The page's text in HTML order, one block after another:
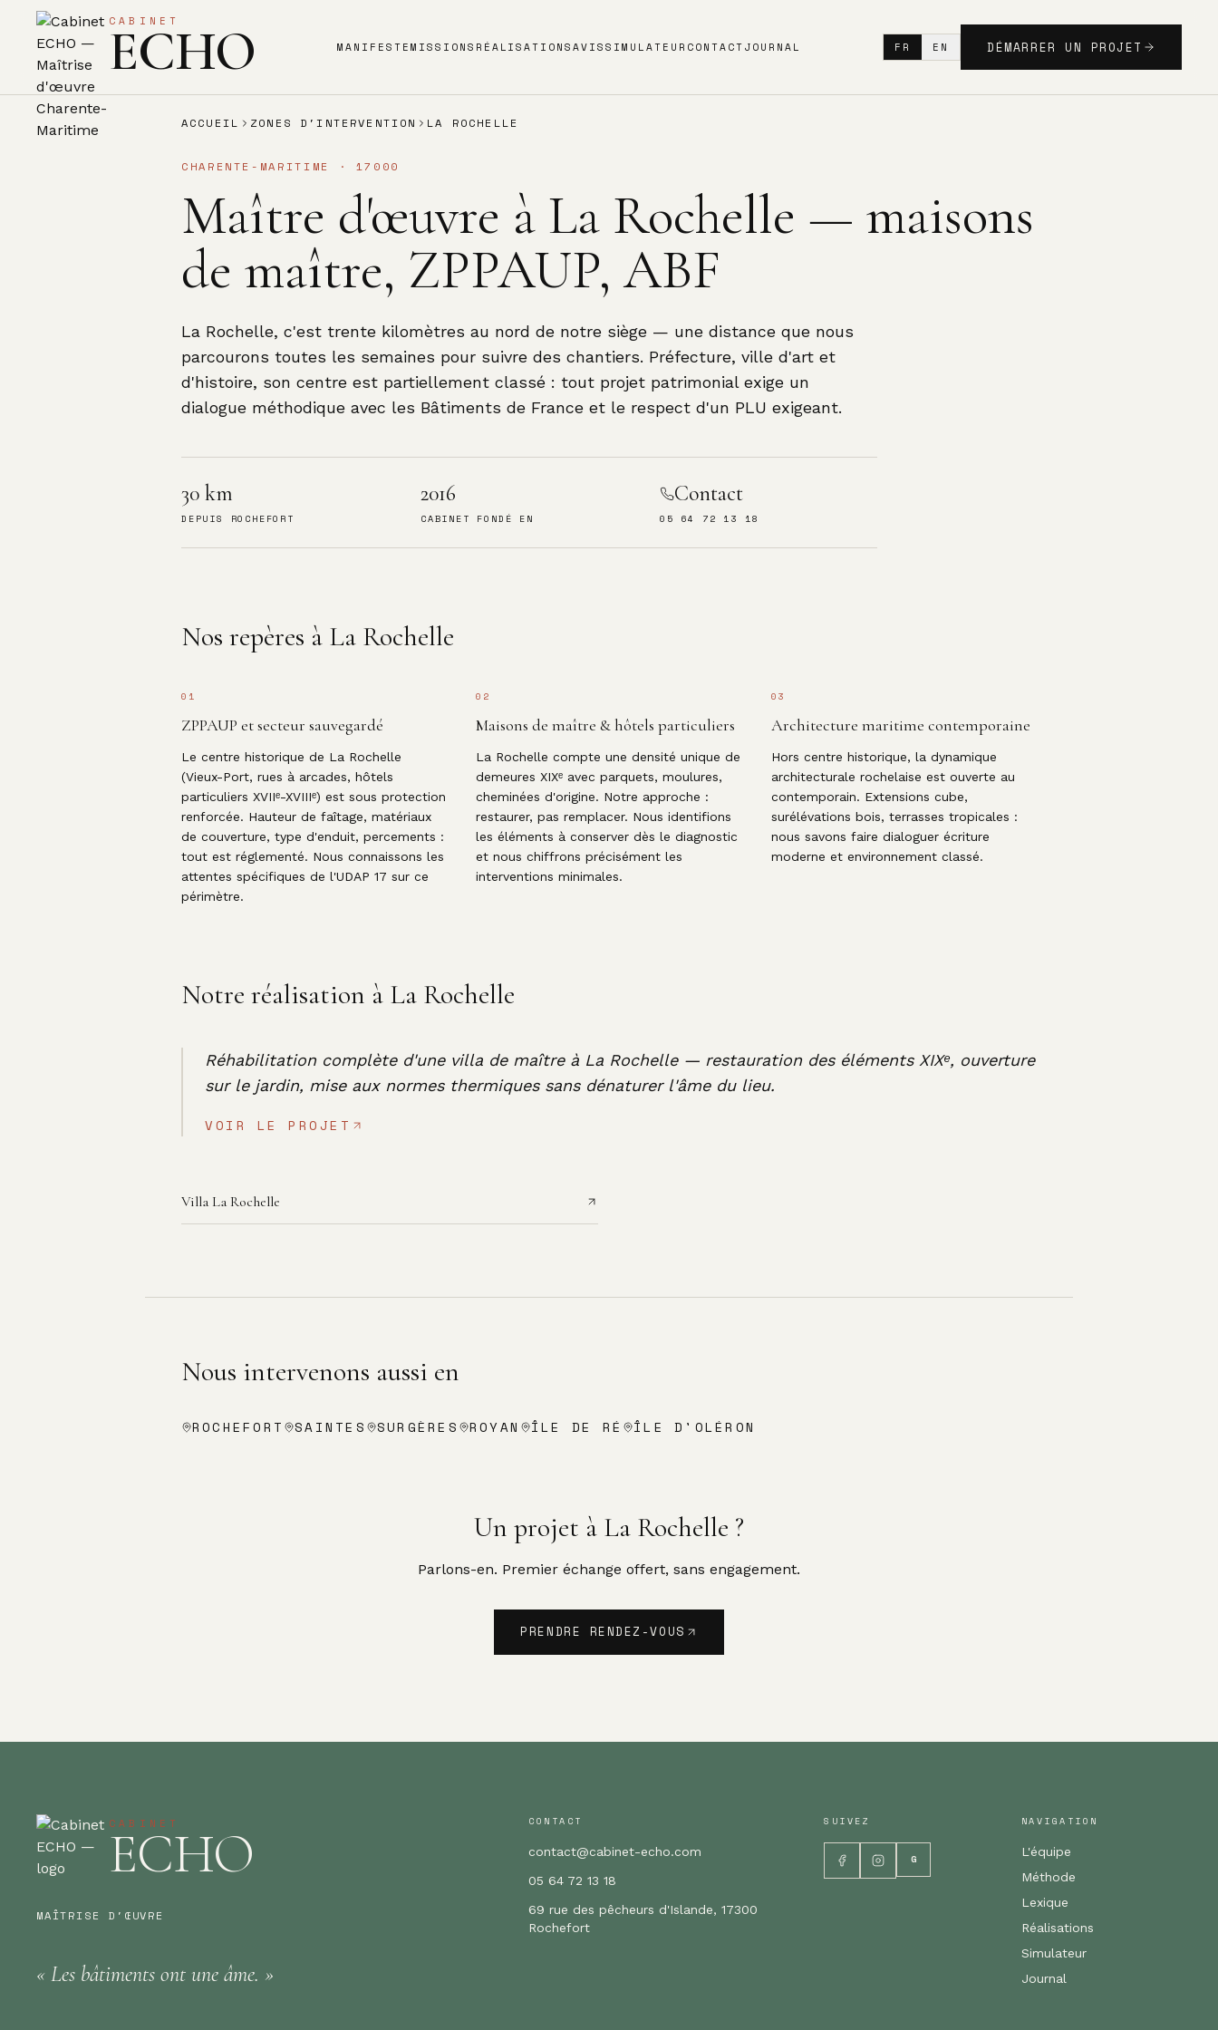
CABINET
ECHO MANIFESTEMISSIONS RÉALISATIONSAVISSIMULATEUR CONTACTJOURNAL FR EN DÉMARRER UN PROJET
ACCUEIL ZONES D'INTERVENTION LA ROCHELLE
CHARENTE-MARITIME · 17000
Maître d'œuvre à La Rochelle — maisons
de maître, ZPPAUP, ABF
La Rochelle, c'est trente kilomètres au nord de notre siège — une distance que nous
parcourons toutes les semaines pour suivre des chantiers. Préfecture, ville d'art et
d'histoire, son centre est partiellement classé : tout projet patrimonial exige un
dialogue méthodique avec les Bâtiments de France et le respect d'un PLU exigeant.
30 km
DEPUIS ROCHEFORT
2016
CABINET FONDÉ EN
Contact
05 64 72 13 18
Nos repères à La Rochelle
01
ZPPAUP et secteur sauvegardé
Le centre historique de La Rochelle
(Vieux-Port, rues à arcades, hôtels
particuliers XVIIᵉ-XVIIIᵉ) est sous protection
renforcée. Hauteur de faîtage, matériaux
de couverture, type d'enduit, percements :
tout est réglementé. Nous connaissons les
attentes spécifiques de l'UDAP 17 sur ce
périmètre.
02
Maisons de maître & hôtels particuliers
La Rochelle compte une densité unique de
demeures XIXᵉ avec parquets, moulures,
cheminées d'origine. Notre approche :
restaurer, pas remplacer. Nous identifions
les éléments à conserver dès le diagnostic
et nous chiffrons précisément les
interventions minimales.
03
Architecture maritime contemporaine
Hors centre historique, la dynamique
architecturale rochelaise est ouverte au
contemporain. Extensions cube,
surélévations bois, terrasses tropicales :
nous savons faire dialoguer écriture
moderne et environnement classé.
Notre réalisation à La Rochelle
Réhabilitation complète d'une villa de maître à La Rochelle — restauration des éléments XIXᵉ, ouverture
sur le jardin, mise aux normes thermiques sans dénaturer l'âme du lieu.
VOIR LE PROJET
Villa La Rochelle
Nous intervenons aussi en
ROCHEFORT SAINTES SURGÈRES ROYAN ÎLE DE RÉ ÎLE D'OLÉRON
Un projet à La Rochelle ?
Parlons-en. Premier échange offert, sans engagement.
PRENDRE RENDEZ-VOUS
CABINET
ECHO
MAÎTRISE D'ŒUVRE
« Les bâtiments ont une âme. »
CONTACT
contact@cabinet-echo.com
05 64 72 13 18
69 rue des pêcheurs d'Islande, 17300
Rochefort
SUIVEZ
G
NAVIGATION
L'équipe
Méthode
Lexique
Réalisations
Simulateur
Journal